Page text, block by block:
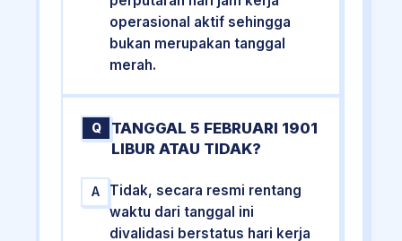
operasional aktif sehingga
bukan merupakan tanggal
merah.
Q
TANGGAL 5 FEBRUARI 1901
LIBUR ATAU TIDAK?
A
Tidak, secara resmi rentang
waktu dari tanggal ini
divalidasi berstatus hari kerja